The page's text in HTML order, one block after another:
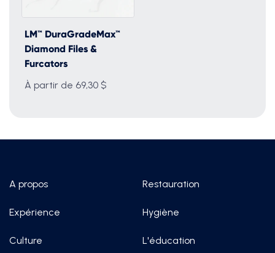
LM™ DuraGradeMax™
Diamond Files &
Furcators
À partir de 69,30 $
A propos
Expérience
Culture
Restauration
Hygiène
L'éducation